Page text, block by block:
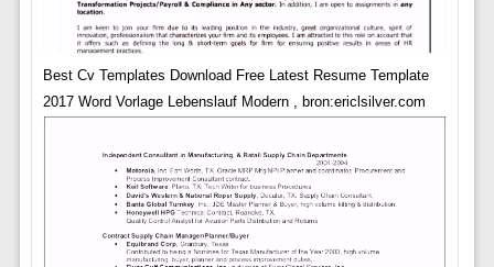
Best Cv Templates Download Free Latest Resume Template
2017 Word Vorlage Lebenslauf Modern , bron:ericlsilver.com